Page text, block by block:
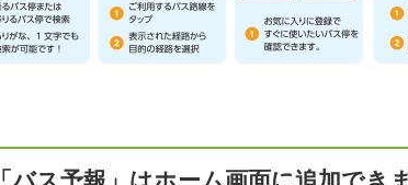
「バス予報」はホーム画面に追加でき